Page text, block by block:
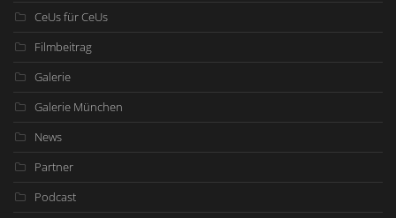
CeUs für CeUs
Filmbeitrag
Galerie
Galerie München
News
Partner
Podcast